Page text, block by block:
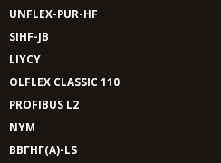
UNFLEX-PUR-HF
SIHF-JB
LIYCY
OLFLEX CLASSIC 110
PROFIBUS L2
NYM
ВВГНГ(A)-LS